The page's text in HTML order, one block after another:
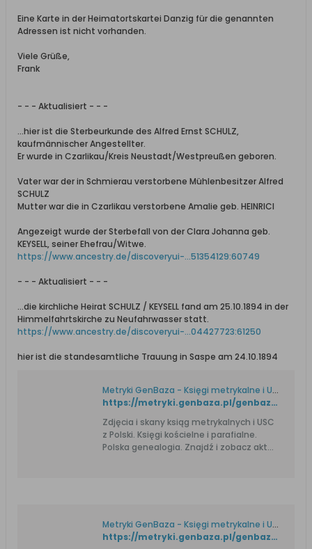
Eine Karte in der Heimatortskartei Danzig für die genannten
Adressen ist nicht vorhanden.
Viele Grüße,
Frank
- - - Aktualisiert - - -
...hier ist die Sterbeurkunde des Alfred Ernst SCHULZ,
kaufmännischer Angestellter.
Er wurde in Czarlikau/Kreis Neustadt/Westpreußen geboren.
Vater war der in Schmierau verstorbene Mühlenbesitzer Alfred
SCHULZ
Mutter war die in Czarlikau verstorbene Amalie geb. HEINRICI
Angezeigt wurde der Sterbefall von der Clara Johanna geb.
KEYSELL, seiner Ehefrau/Witwe.
https://www.ancestry.de/discoveryui-...51354129:60749
- - - Aktualisiert - - -
...die kirchliche Heirat SCHULZ / KEYSELL fand am 25.10.1894 in der
Himmelfahrtskirche zu Neufahrwasser statt.
https://www.ancestry.de/discoveryui-...04427723:61250
hier ist die standesamtliche Trauung in Saspe am 24.10.1894
Metryki GenBaza - Księgi metrykalne i USC. Genealogia.
https://metryki.genbaza.pl/genbaza,detail,358329,13
Zdjęcia i skany ksiąg metrykalnych i USC
z Polski. Księgi kościelne i parafialne.
Polska genealogia. Znajdź i zobacz akt
Metryki GenBaza - Księgi metrykalne i USC. Genealogia.
https://metryki.genbaza.pl/genbaza,detail,358329,14